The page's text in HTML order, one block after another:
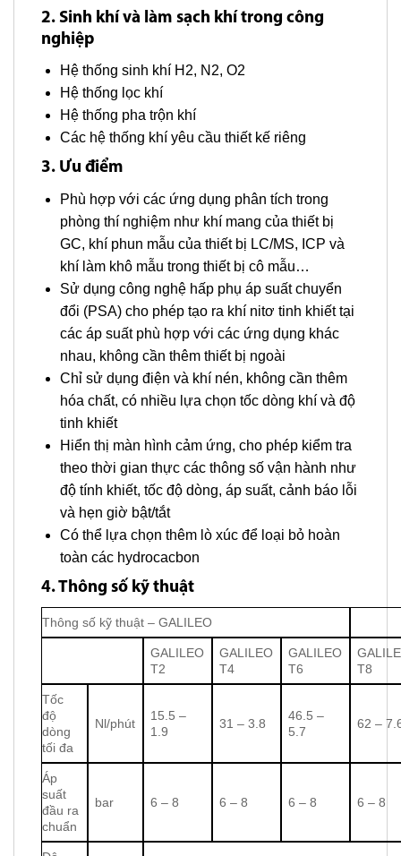
2. Sinh khí và làm sạch khí trong công
nghiệp
Hệ thống sinh khí H2, N2, O2
Hệ thống lọc khí
Hệ thống pha trộn khí
Các hệ thống khí yêu cầu thiết kế riêng
3. Ưu điểm
Phù hợp với các ứng dụng phân tích trong
phòng thí nghiệm như khí mang của thiết bị
GC, khí phun mẫu của thiết bị LC/MS, ICP và
khí làm khô mẫu trong thiết bị cô mẫu…
Sử dụng công nghệ hấp phụ áp suất chuyển
đổi (PSA) cho phép tạo ra khí nitơ tinh khiết tại
các áp suất phù hợp với các ứng dụng khác
nhau, không cần thêm thiết bị ngoài
Chỉ sử dụng điện và khí nén, không cần thêm
hóa chất, có nhiều lựa chọn tốc dòng khí và độ
tinh khiết
Hiển thị màn hình cảm ứng, cho phép kiểm tra
theo thời gian thực các thông số vận hành như
độ tính khiết, tốc độ dòng, áp suất, cảnh báo lỗi
và hẹn giờ bật/tắt
Có thể lựa chọn thêm lò xúc để loại bỏ hoàn
toàn các hydrocacbon
4. Thông số kỹ thuật
Thông số kỹ thuật – GALILEO
GALILEO
T2
GALILEO
T4
GALILEO
T6
T8
Tốc
độ
dòng
tối đa
Nl/phút
15.5 –
1.9
31 – 3.8
46.5 –
5.7
62 –
Áp
suất
đầu ra
chuẩn
bar 6 – 8 6 – 8 6 – 8 6 – 8